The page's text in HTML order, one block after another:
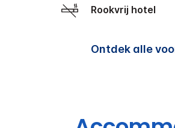
Rookvrij hotel
Ontdek alle